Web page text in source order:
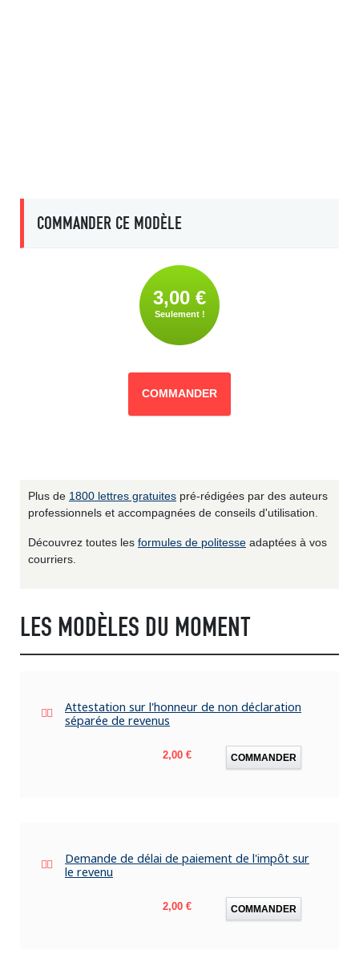
COMMANDER CE MODÈLE
3,00 €
Seulement !
COMMANDER
Plus de 1800 lettres gratuites pré-rédigées par des auteurs
professionnels et accompagnées de conseils d'utilisation.
Découvrez toutes les formules de politesse adaptées à vos
courriers.
LES MODÈLES DU MOMENT
Attestation sur l'honneur de non déclaration
séparée de revenus
Prix
2,00 € COMMANDER
Demande de délai de paiement de l'impôt sur
le revenu
Prix
2,00 € COMMANDER